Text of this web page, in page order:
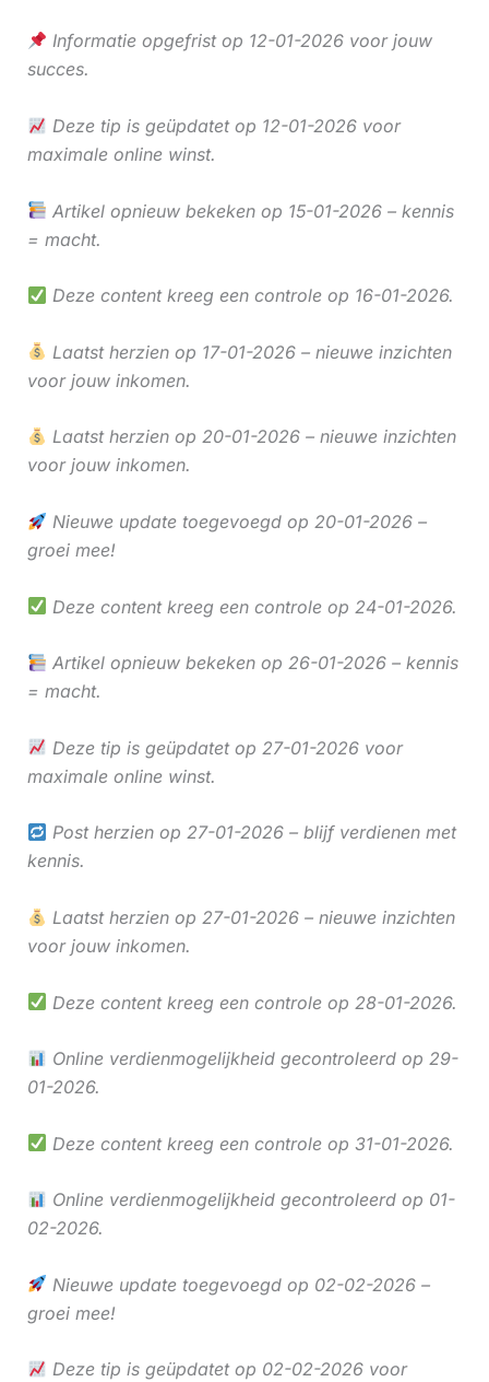
Informatie opgefrist op 12-01-2026 voor jouw
succes.
Deze tip is geüpdatet op 12-01-2026 voor
maximale online winst.
Artikel opnieuw bekeken op 15-01-2026 – kennis
= macht.
Deze content kreeg een controle op 16-01-2026.
Laatst herzien op 17-01-2026 – nieuwe inzichten
voor jouw inkomen.
Laatst herzien op 20-01-2026 – nieuwe inzichten
voor jouw inkomen.
Nieuwe update toegevoegd op 20-01-2026 –
groei mee!
Deze content kreeg een controle op 24-01-2026.
Artikel opnieuw bekeken op 26-01-2026 – kennis
= macht.
Deze tip is geüpdatet op 27-01-2026 voor
maximale online winst.
Post herzien op 27-01-2026 – blijf verdienen met
kennis.
Laatst herzien op 27-01-2026 – nieuwe inzichten
voor jouw inkomen.
Deze content kreeg een controle op 28-01-2026.
Online verdienmogelijkheid gecontroleerd op 29-
01-2026.
Deze content kreeg een controle op 31-01-2026.
Online verdienmogelijkheid gecontroleerd op 01-
02-2026.
Nieuwe update toegevoegd op 02-02-2026 –
groei mee!
Deze tip is geüpdatet op 02-02-2026 voor